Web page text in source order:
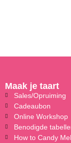
Maak je taart
Sales/Opruiming
Cadeaubon
Online Workshop
Benodigde
How to Candy